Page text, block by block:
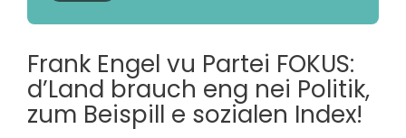
Frank Engel vu Partei FOKUS:
d’Land brauch eng nei Politik,
zum Beispill e sozialen Index!